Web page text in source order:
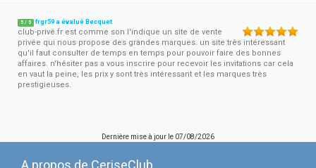
5 / 5 frgr59 a évalué Becquet
club-privé.fr est comme son l'indique un site de vente
privée qui nous propose des grandes marques. un site très intéressant
qu'il faut consulter de temps en temps pour pouvoir faire des bonnes
affaires. n'hésiter pas a vous inscrire pour recevoir les invitations car cela
en vaut la peine, les prix y sont très intéressant et les marques très
prestigieuses.
Dernière mise à jour le 07/08/2026
A propos de CeriseClub